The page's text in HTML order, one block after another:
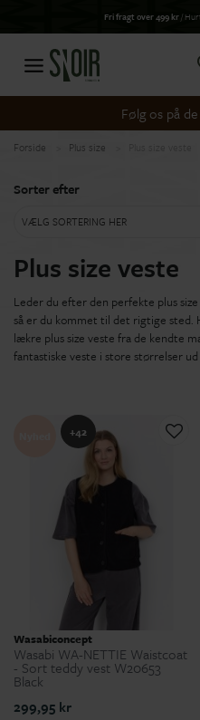
Fri fragt over 499 kr/
Følg os på
Forside Plus size
Sorter efter
VÆLG SORTERING HER
Plus size veste
Leder du efter den perfekte plus
så er du kommet til det rigtige sted.
lækre plus size veste fra de kendte
fantastiske veste i store størrelser
+42
Wasabiconcept
Wasabi WA-NETTIE Waistcoat
- Sort teddy vest W20653
Black
299,95 kr